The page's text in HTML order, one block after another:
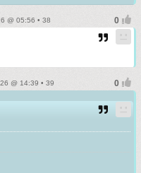
@ 05:56 • 38
@ 14:39 • 39